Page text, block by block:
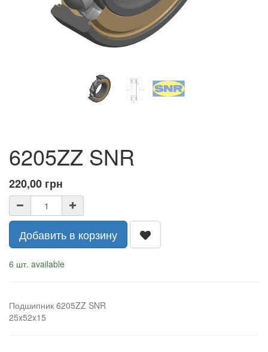
6205ZZ SNR
220,00 грн
Добавить в корзину
6 шт. available
Подшипник 6205ZZ SNR
25x52x15